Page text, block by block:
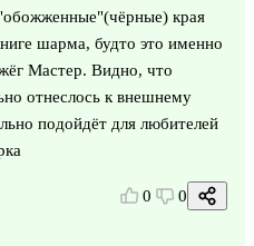
края
шарма, будто это именно
Мастер. Видно, что
отнеслось к внешнему
подойдёт для любителей
0 0